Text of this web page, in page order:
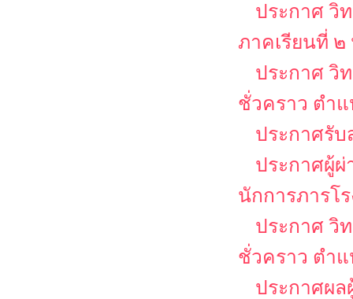
ประกาศ วิ
ภาคเรียนที่
ประกาศ วิ
ชั่วคราว ตำ
ประกาศรั
ประกาศผู้
นักการภารโร
ประกาศ วิ
ชั่วคราว ตำ
ประกาศผล